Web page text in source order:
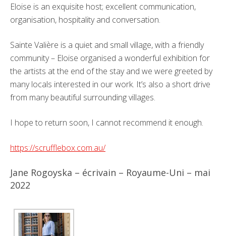
Eloise is an exquisite host; excellent communication,
organisation, hospitality and conversation.
Sainte Valière is a quiet and small village, with a friendly
community – Eloise organised a wonderful exhibition for
the artists at the end of the stay and we were greeted by
many locals interested in our work. It’s also a short drive
from many beautiful surrounding villages.
I hope to return soon, I cannot recommend it enough.
https://scrufflebox.com.au/
Jane Rogoyska – écrivain – Royaume-Uni – mai
2022